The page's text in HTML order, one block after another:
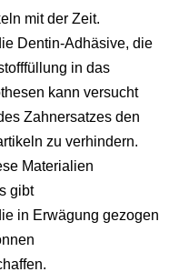
mit der Zeit.
Dentin-Adhäsive, die
in das
kann versucht
Zahnersatzes den
zu verhindern.
Materialien
gibt
in Erwägung gezogen